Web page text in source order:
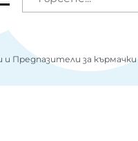
и Предпазители за кърмачки